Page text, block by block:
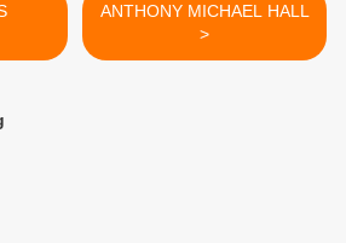
ANTHONY MICHAEL HALL
>